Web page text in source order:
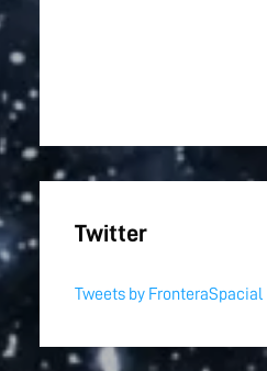
Twitter
Tweets by FronteraSpacial